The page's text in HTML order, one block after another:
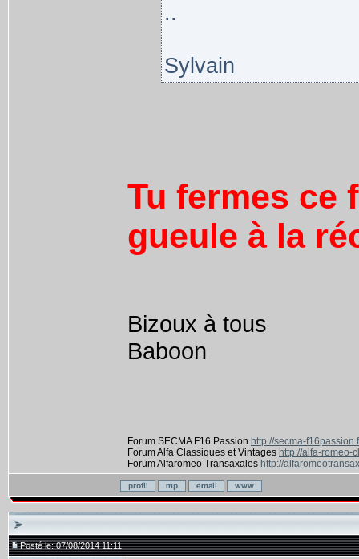
..
Sylvain
Tu fermes ce
gueule à la
Bizoux à tous
Baboon
Forum SECMA F16 Passion http://secma-
Forum Alfa Classiques et Vintages http://alfa-romeo-
Forum Alfaromeo Transaxales http://
Posté le: 07/08/2014 11:11